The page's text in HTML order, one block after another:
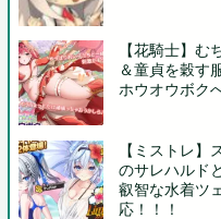
【花騎士】む
＆童貞を穀す
ホウオウボク
【ミストレ】
のサレハルド
叡智な水着ツ
応！！！